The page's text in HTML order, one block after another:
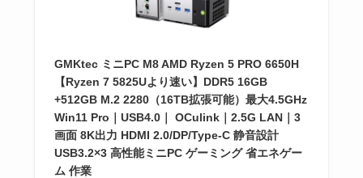
GMKtec ミニPC M8 AMD Ryzen 5 PRO 6650H
【Ryzen 7 5825Uより速い】DDR5 16GB
+512GB M.2 2280（16TB拡張可能）最大4.5GHz
Win11 Pro｜USB4.0｜ OCulink｜2.5G LAN｜3
画面 8K出力 HDMI 2.0/DP/Type-C 静音設計
USB3.2×3 高性能ミニPC ゲーミング 省エネゲー
ム 作業